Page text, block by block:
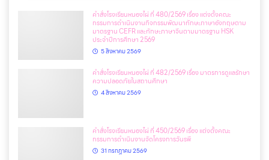
คำสั่งโรงเรียนหนองไผ่ ที่ 480/2569 เรื่อง แต่งตั้งคณะ
กรรมการดำเนินงานกิจกรรมพัฒนาทักษะภาษาอังกฤษตาม
มาตรฐาน CEFR และทักษะภาษาจีนตามมาตรฐาน HSK
ประจำปีการศึกษา 2569
5 สิงหาคม 2569
คำสั่งโรงเรียนหนองไผ่ ที่ 482/2569 เรื่อง มาตรการดูแลรักษา
ความปลอดภัยในสถานศึกษา
4 สิงหาคม 2569
คำสั่งโรงเรียนหนองไผ่ ที่ 450/2569 เรื่อง แต่งตั้งคณะ
กรรมการดำเนินงานจัดโครงการวันรพี
31 กรกฎาคม 2569